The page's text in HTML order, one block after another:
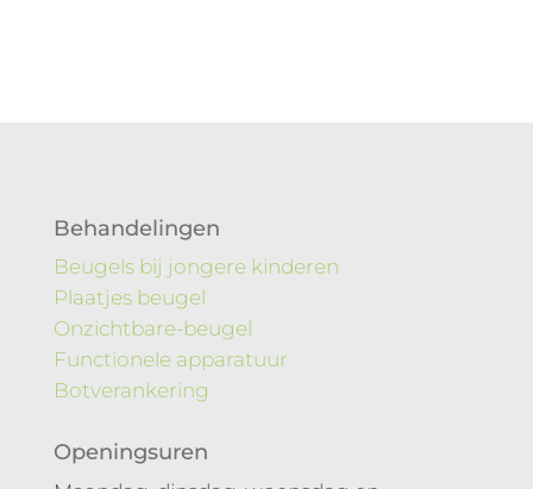
Behandelingen
Beugels bij jongere kinderen
Plaatjes beugel
Onzichtbare-beugel
Functionele apparatuur
Botverankering
Openingsuren